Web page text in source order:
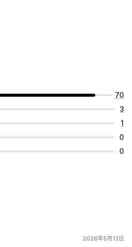
70
3
1
0
0
2026年5月13日